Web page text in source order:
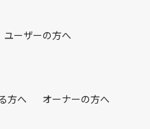
ユーザーの方へ
方へ オーナーの方へ